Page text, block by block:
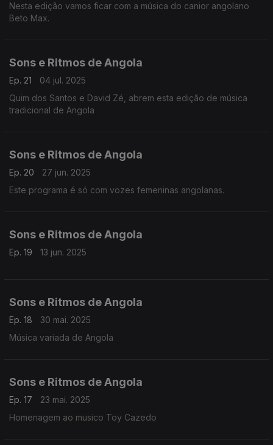
Nesta edição vamos ficar com a música do canior angolano
Beto Max.
Sons e Ritmos de Angola
Ep. 21
04 jul. 2025
Quim dos Santos e David Zé, abrem esta edição de música
tradicional de Angola
Sons e Ritmos de Angola
Ep. 20
27 jun. 2025
Este programa é só com vozes femeninas angolanas.
Sons e Ritmos de Angola
Ep. 19 13 jun. 2025
Sons e Ritmos de Angola
Ep. 18
30 mai. 2025
Música variada de Angola
Sons e Ritmos de Angola
Ep. 17
23 mai. 2025
Homenagem ao musico Toy Cazedo